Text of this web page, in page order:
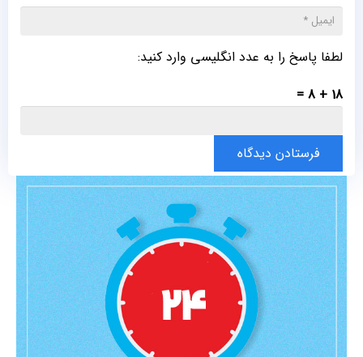
لطفا پاسخ را به عدد انگلیسی وارد کنید:
18 + 8 =
فرستادن دیدگاه